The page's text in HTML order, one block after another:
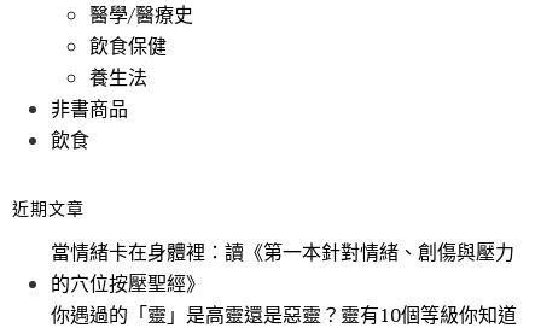
醫學/醫療史
飲食保健
養生法
非書商品
飲食
近期文章
當情緒卡在身體裡：讀《第一本針對情緒、創傷與壓力
的穴位按壓聖經》
你遇過的「靈」是高靈還是惡靈？靈有10個等級你知道